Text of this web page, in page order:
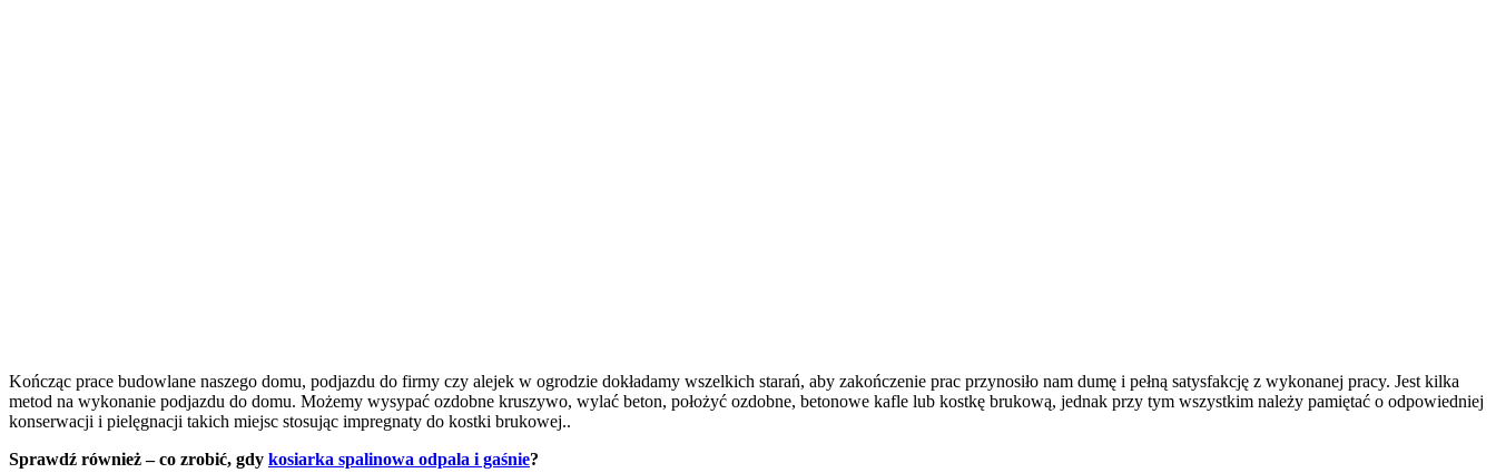
Kończąc prace budowlane naszego domu, podjazdu do firmy czy alejek w ogrodzie dokładamy wszelkich starań, aby zakończenie prac przynosiło nam dumę i pełną satysfakcję z wykonanej pracy. Jest kilka
metod na wykonanie podjazdu do domu. Możemy wysypać ozdobne kruszywo, wylać beton, położyć ozdobne, betonowe kafle lub kostkę brukową, jednak przy tym wszystkim należy pamiętać o odpowiedniej
konserwacji i pielęgnacji takich miejsc stosując impregnaty do kostki brukowej..
Sprawdź również – co zrobić, gdy kosiarka spalinowa odpala i gaśnie?